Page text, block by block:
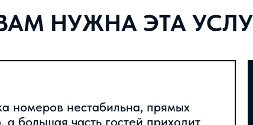
НУЖНА ЭТА
номеров нестабильна, прямых
а большая часть гостей приходит